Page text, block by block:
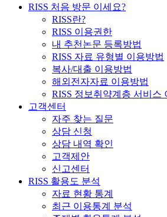
RISS 처음 방문 이세요?
RISS란?
RISS 이용권한
내 추천논문 등록방법
RISS 자료 유형별 이용방법
복사/대출 이용방법
해외전자자료 이용방법
RISS 정보취약계층 서비스
고객센터
자주 찾는 질문
상담 신청
상담 내역 확인
고객제안
신고센터
RISS 활용도 분석
자료 현황 통계
최근 이용통계 분석